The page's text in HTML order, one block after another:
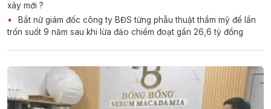
xây mới ?
Bắt nữ giám đốc công ty BĐS từng phẫu thuật thẩm mỹ để lẩn
trốn suốt 9 năm sau khi lừa đảo chiếm đoạt gần 26,6 tỷ đồng